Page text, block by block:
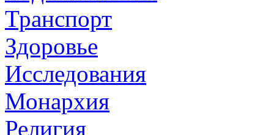
Транспорт
Здоровье
Исследования
Монархия
Религия